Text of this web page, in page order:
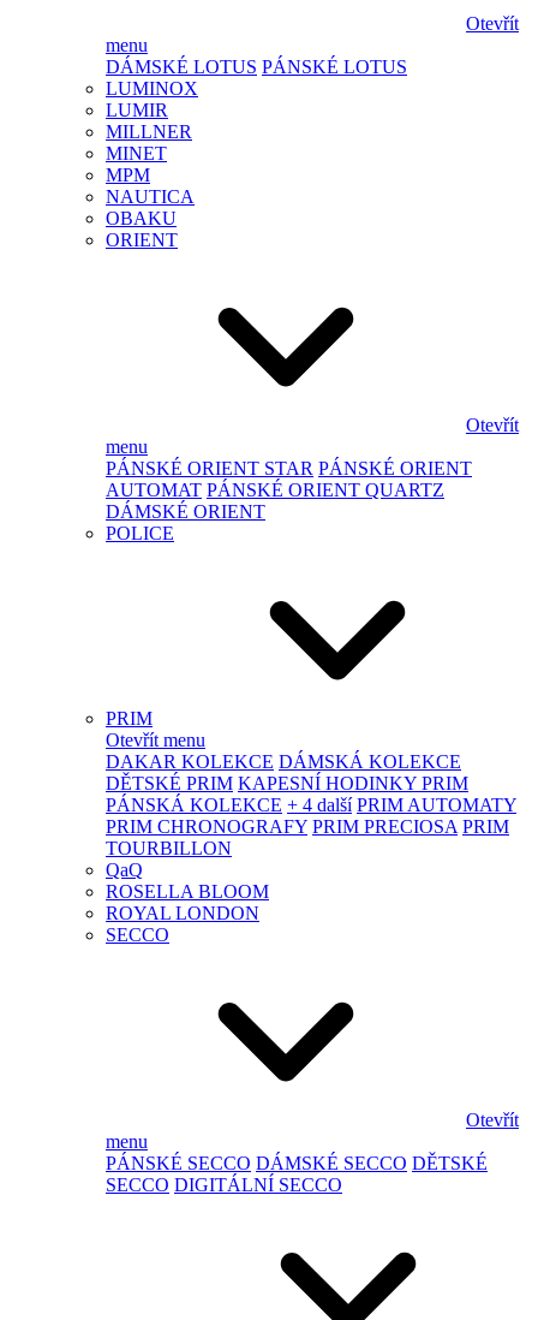
Otevřít
menu
DÁMSKÉ LOTUS PÁNSKÉ LOTUS
LUMINOX
LUMIR
MILLNER
MINET
MPM
NAUTICA
OBAKU
ORIENT
Otevřít
menu
PÁNSKÉ ORIENT STAR PÁNSKÉ ORIENT
AUTOMAT PÁNSKÉ ORIENT QUARTZ
DÁMSKÉ ORIENT
POLICE
PRIM
Otevřít menu
DAKAR KOLEKCE DÁMSKÁ KOLEKCE
DĚTSKÉ PRIM KAPESNÍ HODINKY PRIM
PÁNSKÁ KOLEKCE + 4 další PRIM AUTOMATY
PRIM CHRONOGRAFY PRIM PRECIOSA PRIM
TOURBILLON
QaQ
ROSELLA BLOOM
ROYAL LONDON
SECCO
Otevřít
menu
PÁNSKÉ SECCO DÁMSKÉ SECCO DĚTSKÉ
SECCO DIGITÁLNÍ SECCO